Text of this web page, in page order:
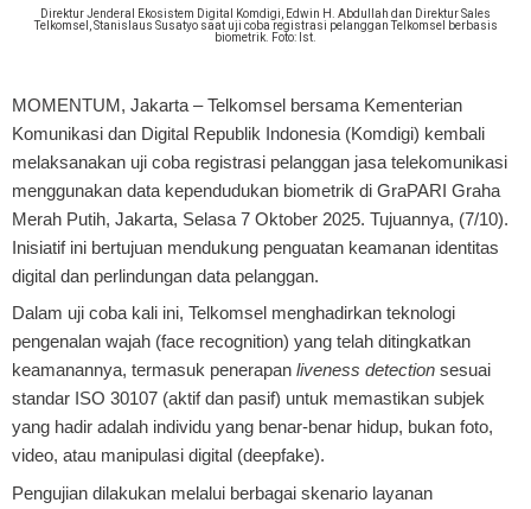
Direktur Jenderal Ekosistem Digital Komdigi, Edwin H. Abdullah dan Direktur Sales
Telkomsel, Stanislaus Susatyo saat uji coba registrasi pelanggan Telkomsel berbasis
biometrik. Foto: Ist.
MOMENTUM, Jakarta – Telkomsel bersama Kementerian
Komunikasi dan Digital Republik Indonesia (Komdigi) kembali
melaksanakan uji coba registrasi pelanggan jasa telekomunikasi
menggunakan data kependudukan biometrik di GraPARI Graha
Merah Putih, Jakarta, Selasa 7 Oktober 2025. Tujuannya, (7/10).
Inisiatif ini bertujuan mendukung penguatan keamanan identitas
digital dan perlindungan data pelanggan.
Dalam uji coba kali ini, Telkomsel menghadirkan teknologi
pengenalan wajah (face recognition) yang telah ditingkatkan
keamanannya, termasuk penerapan liveness detection sesuai
standar ISO 30107 (aktif dan pasif) untuk memastikan subjek
yang hadir adalah individu yang benar-benar hidup, bukan foto,
video, atau manipulasi digital (deepfake).
Pengujian dilakukan melalui berbagai skenario layanan